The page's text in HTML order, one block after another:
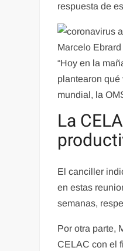
respuesta de
Marcelo
“Hoy en la
plantearon qué
mundial, la
La
El canciller
en estas
semanas,
Por otra parte,
CELAC con el